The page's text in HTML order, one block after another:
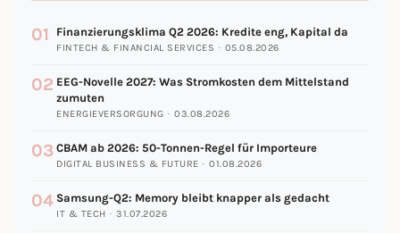
01 Finanzierungsklima Q2 2026: Kredite eng, Kapital da
FINTECH & FINANCIAL SERVICES · 05.08.2026
02 EEG-Novelle 2027: Was Stromkosten dem Mittelstand
zumuten
ENERGIEVERSORGUNG · 03.08.2026
03 CBAM ab 2026: 50-Tonnen-Regel für Importeure
DIGITAL BUSINESS & FUTURE · 01.08.2026
04 Samsung-Q2: Memory bleibt knapper als gedacht
IT & TECH · 31.07.2026